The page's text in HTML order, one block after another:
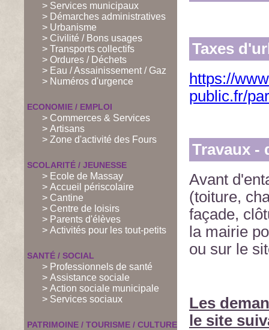
> Services municipaux
> Démarches administratives
> Urbanisme
> Civilité / Bons usages
> Transports collectifs
> Ordures / Déchets
> Eau / Assainissement / Gaz
> Numéros d'urgence
ECONOMIE / EMPLOI
> Commerces & Services
> Artisans
> Zone d'activité des Fours
SCOLARITÉ / JEUNESSE
> Ecole de Massay
> Accueil périscolaire
> Cantine
> Centre de loisirs
> Parents d'élèves
> Activités pour les tout-petits
SANTÉ / SOCIAL
> Professionnels de santé
> Assistance sociale
> Action sociale municipale
> Services sociaux
PATRIMOINE / TOURISME / CULTURE
Taxes
https://
public.fr/
Travaux -
Avant
(toiture,
façade,
la mairie
ou sur le
Les
le site